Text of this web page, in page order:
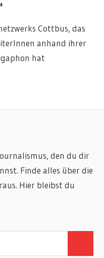
Cottbus, das
anhand ihrer
hat
den du dir
Finde alles über die
Hier bleibst du